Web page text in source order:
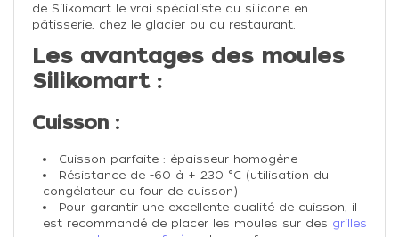
de Silikomart le vrai spécialiste du silicone en
pâtisserie, chez le glacier ou au restaurant.
Les avantages des moules
Silikomart :
Cuisson :
Cuisson parfaite : épaisseur homogène
Résistance de -60 à + 230 °C (utilisation du
congélateur au four de cuisson)
Pour garantir une excellente qualité de cuisson, il
est recommandé de placer les moules sur des grilles